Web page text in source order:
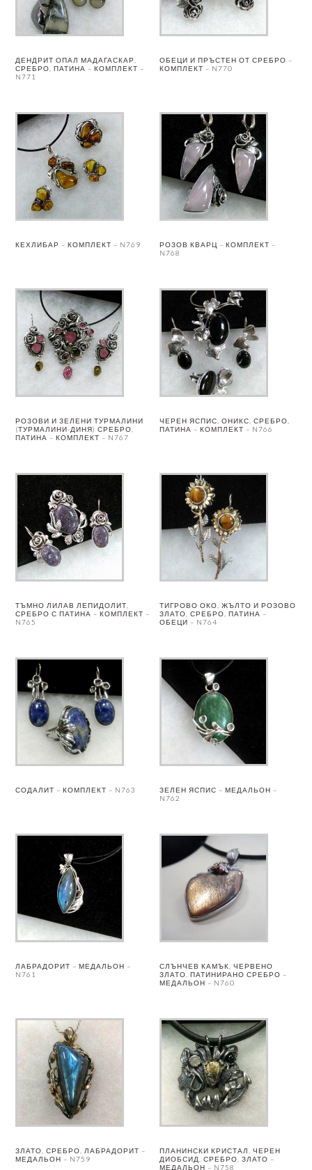
ДЕНДРИТ ОПАЛ МАДАГАСКАР,
СРЕБРО, ПАТИНА – КОМПЛЕКТ –
N771
ОБЕЦИ И ПРЪСТЕН ОТ СРЕБРО –
КОМПЛЕКТ – N770
КЕХЛИБАР – КОМПЛЕКТ – N769
РОЗОВ КВАРЦ – КОМПЛЕКТ –
N768
РОЗОВИ И ЗЕЛЕНИ ТУРМАЛИНИ
(ТУРМАЛИНИ-ДИНЯ) СРЕБРО,
ПАТИНА – КОМПЛЕКТ – N767
ЧЕРЕН ЯСПИС, ОНИКС, СРЕБРО,
ПАТИНА – КОМПЛЕКТ – N766
ТЪМНО ЛИЛАВ ЛЕПИДОЛИТ,
СРЕБРО С ПАТИНА – КОМПЛЕКТ –
N765
ТИГРОВО ОКО, ЖЪЛТО И РОЗОВО
ЗЛАТО, СРЕБРО, ПАТИНА –
ОБЕЦИ – N764
СОДАЛИТ – КОМПЛЕКТ – N763
ЗЕЛЕН ЯСПИС – МЕДАЛЬОН –
N762
ЛАБРАДОРИТ – МЕДАЛЬОН –
N761
СЛЪНЧЕВ КАМЪК, ЧЕРВЕНО
ЗЛАТО, ПАТИНИРАНО СРЕБРО –
МЕДАЛЬОН – N760
ЗЛАТО, СРЕБРО, ЛАБРАДОРИТ –
МЕДАЛЬОН – N759
ПЛАНИНСКИ КРИСТАЛ, ЧЕРЕН
ДИОБСИД, СРЕБРО, ЗЛАТО –
МЕДАЛЬОН – N758